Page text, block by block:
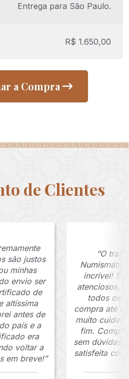
Entrega para São Paulo.
R$ 1.650,00
a Compra
de Clientes
são justos
minhas
envio ser
de
altíssima
antes de
país e a
era
voltar a
em breve!”
“O
incrível!
atenciosos,
todos os
compra até a
muito
fim.
sem dúvidas,
satisfeita com